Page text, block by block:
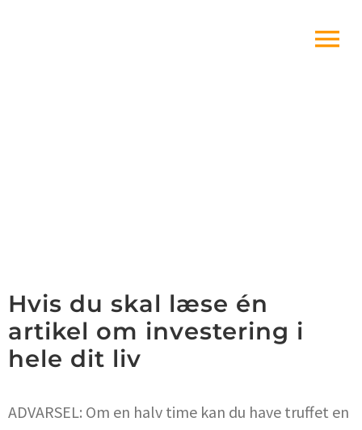
Hvis du skal læse én
artikel om investering i
hele dit liv
ADVARSEL: Om en halv time kan du have truffet en